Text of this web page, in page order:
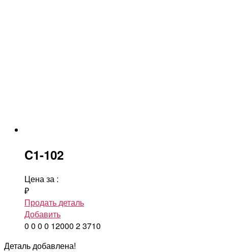
C1-102
Цена за :
₽
Продать деталь
Добавить
0 0 0 0 12000 23710
Деталь добавлена!